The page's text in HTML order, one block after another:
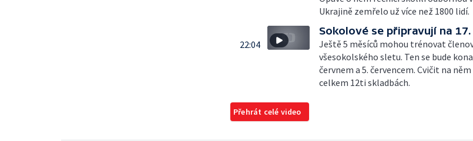
Ukrajině zemřelo už více než 1800 lidí.
22:04
Sokolové se připravují na
Ještě 5 měsíců mohou trénovat
všesokolského sletu. Ten se bude
červnem a 5. červencem. Cvičit na
celkem 12ti skladbách.
Přehrát celé video